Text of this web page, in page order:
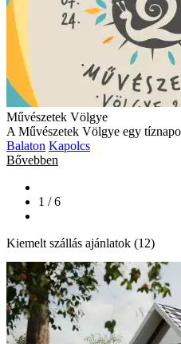
Művészetek Völgye
A Művészetek Völgye egy
Balaton Kapolcs
Bővebben
1 / 6
Kiemelt szállás ajánlatok (12)